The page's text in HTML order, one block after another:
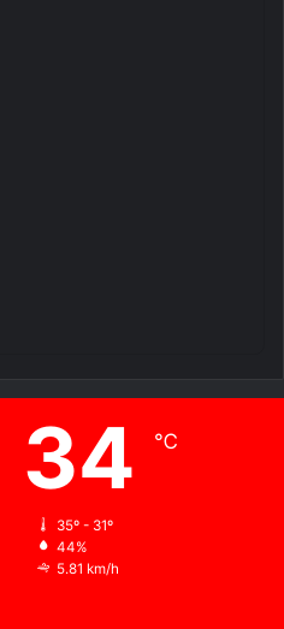
34 ℃
35º - 31º
44%
5.81 km/h